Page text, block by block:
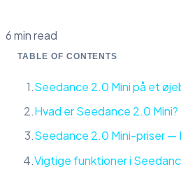
6 min read
TABLE OF CONTENTS
Seedance 2.0 Mini på et
Hvad er Seedance 2.0 Mini?
Seedance 2.0 Mini-priser —
Vigtige funktioner i